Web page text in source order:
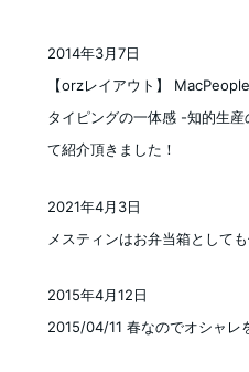
【orzレイアウト】
タイピングの一体感 -知的生
て紹介頂きました！
2014年3月7日
メスティンはお弁当箱として
投稿日
2021年4月3日
2015/04/11 春なのでオシャレ
2015年4月12日